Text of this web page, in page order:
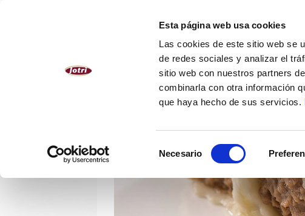
Esta página web usa cookies
Las cookies de este sitio web se
de redes sociales y analizar el
sitio web con nuestros partners
combinarla con otra información
que haya hecho de sus servicios.
Necesario
NOSOTROS PRODUCTOS